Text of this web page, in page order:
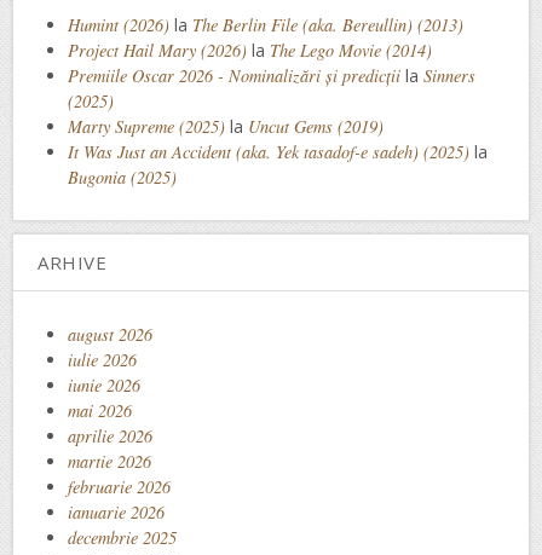
Humint (2026) la The Berlin File (aka. Bereullin) (2013)
Project Hail Mary (2026) la The Lego Movie (2014)
Premiile Oscar 2026 - Nominalizări și predicții la Sinners
(2025)
Marty Supreme (2025) la Uncut Gems (2019)
It Was Just an Accident (aka. Yek tasadof-e sadeh) (2025) la
Bugonia (2025)
ARHIVE
august 2026
iulie 2026
iunie 2026
mai 2026
aprilie 2026
martie 2026
februarie 2026
ianuarie 2026
decembrie 2025